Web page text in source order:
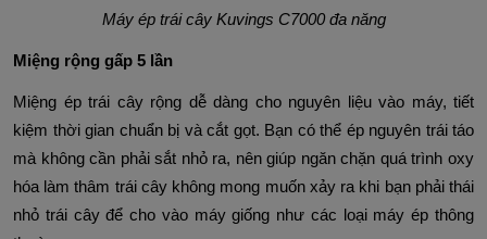
Máy ép trái cây Kuvings C7000 đa năng
Miệng rộng gấp 5 lần
Miệng ép trái cây rộng dễ dàng cho nguyên liệu vào máy, tiết
kiệm thời gian chuẩn bị và cắt gọt. Bạn có thể ép nguyên trái táo
mà không cần phải sắt nhỏ ra, nên giúp ngăn chặn quá trình oxy
hóa làm thâm trái cây không mong muốn xảy ra khi bạn phải thái
nhỏ trái cây để cho vào máy giống như các loại máy ép thông